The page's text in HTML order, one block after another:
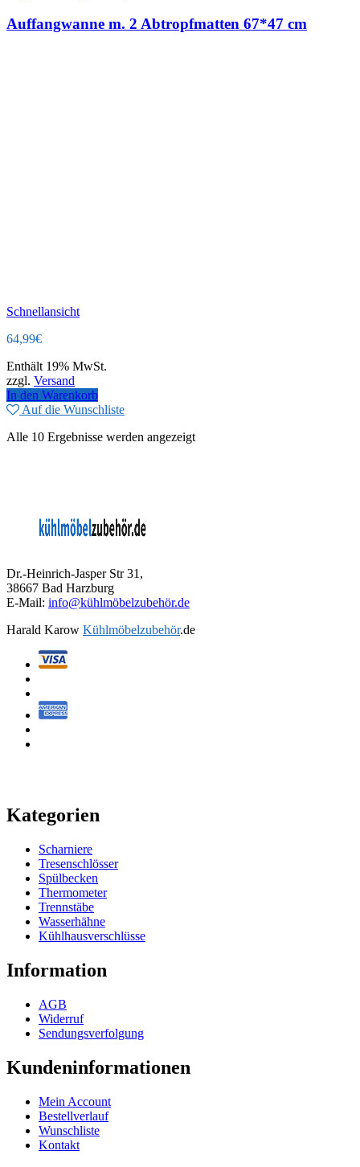
Auffangwanne m. 2 Abtropfmatten 67*47 cm
Schnellansicht
64,99€
Enthält 19% MwSt.
zzgl. Versand
In den Warenkorb
Auf die Wunschliste
Alle 10 Ergebnisse werden angezeigt
Dr.-Heinrich-Jasper Str 31,
38667 Bad Harzburg
E-Mail: info@kühlmöbelzubehör.de
Harald Karow Kühlmöbelzubehör.de
Kategorien
Scharniere
Tresenschlösser
Spülbecken
Thermometer
Trennstäbe
Wasserhähne
Kühlhausverschlüsse
Information
AGB
Widerruf
Sendungsverfolgung
Kundeninformationen
Mein Account
Bestellverlauf
Wunschliste
Kontakt